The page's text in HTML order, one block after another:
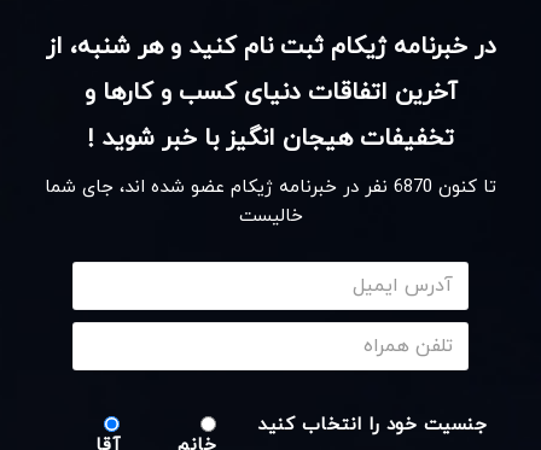
در خبرنامه ژیکام ثبت نام کنید و هر شنبه، از
آخرین اتفاقات دنیای کسب و کارها و
تخفیفات هیجان انگیز با خبر شوید !
تا کنون 6870 نفر در خبرنامه ژیکام عضو شده اند، جای شما
خالیست
جنسیت خود را انتخاب کنید